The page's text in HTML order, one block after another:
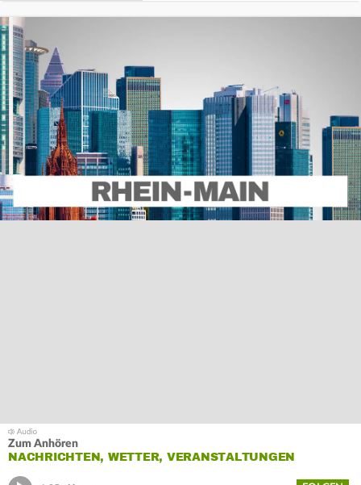
Zum Anhören
NACHRICHTEN, WETTER, VERANSTALTUNGEN